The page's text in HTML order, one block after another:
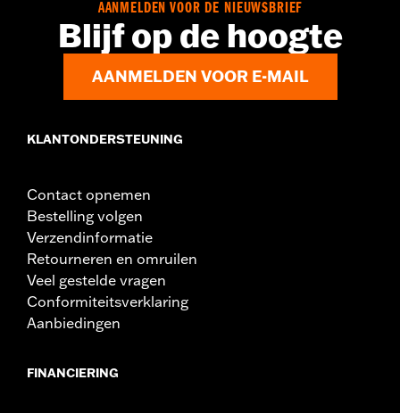
AANMELDEN VOOR DE NIEUWSBRIEF
Blijf op de hoogte
AANMELDEN VOOR E-MAIL
KLANTONDERSTEUNING
Contact opnemen
Bestelling volgen
Verzendinformatie
Retourneren en omruilen
Veel gestelde vragen
Conformiteitsverklaring
Aanbiedingen
FINANCIERING